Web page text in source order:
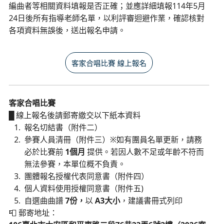
編曲者等相關資料填報是否正確；並應詳細填報114年5月
24日後所有指導老師名單，以利評審迴避作業，確認核對
各項資料無誤後，送出報名申請。
客家合唱比賽 線上報名
客家合唱比賽
█ 線上報名後請郵寄繳交以下紙本資料
報名切結書（附件二）
參賽人員清冊（附件三）※如有團員名單更新，請務
必於比賽前 1個月 提供。若因人數不足或年齡不符而
無法參賽，本單位概不負責。
團體報名授權代表同意書（附件四）
個人資料使用授權同意書（附件五)
自選曲曲譜7份， 以A3大小，建議書冊式列印
📮 郵寄地址：